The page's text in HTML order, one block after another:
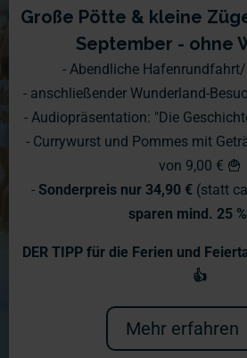
Große Pötte & kleine
September - ohne
- Abendliche
- anschließender Wunderland-
- Audiopräsentation: "Die
- Currywurst und Pommes mit
von 9,00 € 🍟
- Sonderpreis nur 34,90 € (statt
sparen mind. 25 %
DER TIPP für die Ferien und
👍
Mehr erfahren